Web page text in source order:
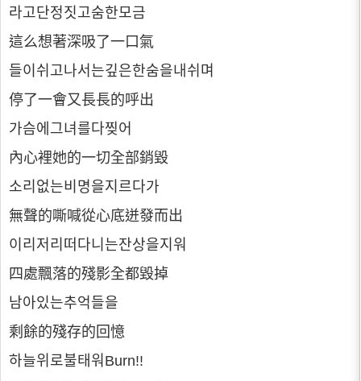
라고단정짓고숨한모금
這么想著深吸了一口氣
들이쉬고나서는깊은한숨을내쉬며
停了一會又長長的呼出
가슴에그녀를다찢어
內心裡她的一切全部銷毀
소리없는비명을지르다가
無聲的嘶喊從心底迸發而出
이리저리떠다니는잔상을지워
四處飄落的殘影全都毀掉
남아있는추억들을
剩餘的殘存的回憶
하늘위로불태워Burn!!